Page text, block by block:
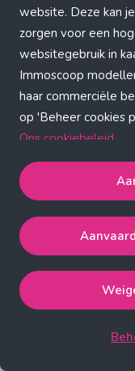
website. Deze kan
zorgen voor een
websitegebruik in
Immoscoop
haar commerciële
op 'Beheer cookies
Ons cookiebeleid
Aanvaard alle
noodzakelijke,
cookies.
de strict
Weiger
Application error: a
browser console for